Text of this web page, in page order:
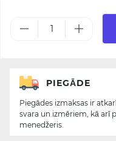
PIEGĀDE
Piegādes izmaksas ir
svara un izmēriem, kā arī
menedžeris.